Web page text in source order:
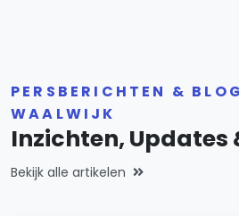
PERSBERICHTEN &
WAALWIJK
Inzichten, Updates
Bekijk alle artikelen